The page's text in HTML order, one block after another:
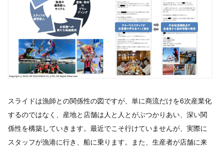
スライドは漁師との関係性の図ですが、単に商流だけを6次産業化
するのではなく、産地と店舗は人と人とがぶつかりあい、深い関
係性を構築していきます。最近でこそ行けていませんが、実際に
スタッフが漁港に行き、船に乗ります。また、生産者が店舗に来